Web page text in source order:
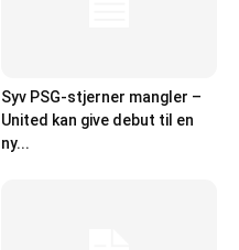
Syv PSG-stjerner mangler –
United kan give debut til en
ny...